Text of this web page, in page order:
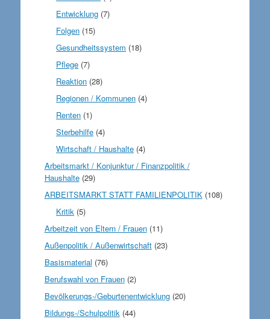
Entwicklung (7)
Folgen (15)
Gesundheitssystem (18)
Pflege (7)
Reaktion (28)
Regionen / Kommunen (4)
Renten (1)
Sterbehilfe (4)
Wirtschaft / Haushalte (4)
Arbeitsmarkt / Konjunktur / Finanzpolitik /
Haushalte(29)
ARBEITSMARKT STATT FAMILIENPOLITIK(108)
Kritik (5)
Arbeitzeit von Eltern / Frauen(11)
Außenpolitik / Außenwirtschaft(23)
Basismaterial (76)
Berufswahl von Frauen(2)
Bevölkerungs-/Geburtenentwicklung(20)
Bildungs-/Schulpolitik(44)